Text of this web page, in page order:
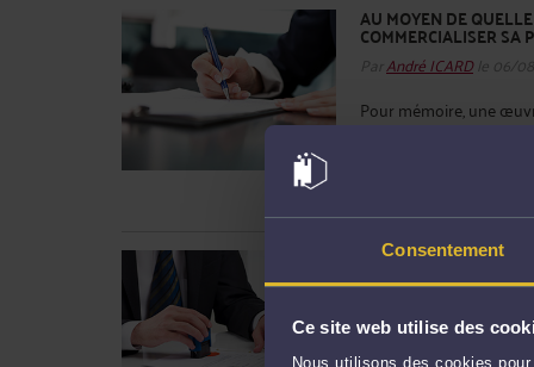
Consentement
Ce site web utilise des
Nous utilisons des cookies
AU MOYEN DE
COMMERCIALISER SA
ParAndré ICARDle 06/
Pour mémoire, une
QUELLES SONT LES
2ÈME SECTION
TÉLÉVISION ?
ParAndré ICARDle 05/08/